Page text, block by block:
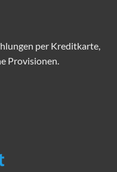
per Kreditkarte,
Provisionen.